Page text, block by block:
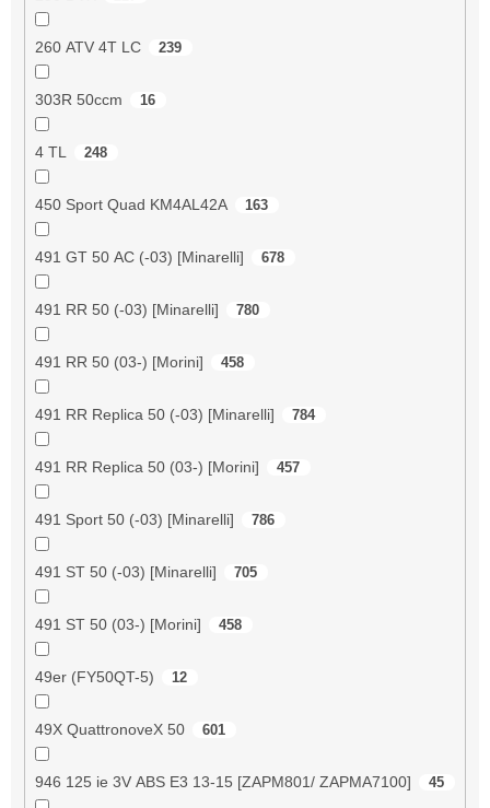
260 ATV 4T LC 239
303R 50ccm 16
4 TL 248
450 Sport Quad KM4AL42A 163
491 GT 50 AC (-03) [Minarelli] 678
491 RR 50 (-03) [Minarelli] 780
491 RR 50 (03-) [Morini] 458
491 RR Replica 50 (-03) [Minarelli] 784
491 RR Replica 50 (03-) [Morini] 457
491 Sport 50 (-03) [Minarelli] 786
491 ST 50 (-03) [Minarelli] 705
491 ST 50 (03-) [Morini] 458
49er (FY50QT-5) 12
49X QuattronoveX 50 601
946 125 ie 3V ABS E3 13-15 [ZAPM801/ ZAPMA7100] 45